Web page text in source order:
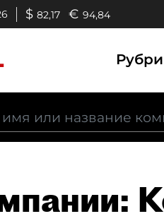
$ 82,17 € 94,84